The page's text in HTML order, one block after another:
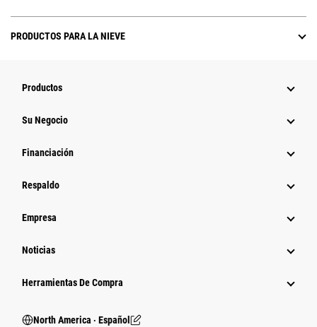
PRODUCTOS PARA LA NIEVE
Productos
Su Negocio
Financiación
Respaldo
Empresa
Noticias
Herramientas De Compra
North America ‧ Español